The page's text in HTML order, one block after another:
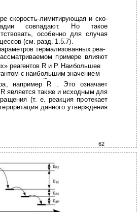
скорость-лимитирующая и ско-
совпадают. Но такое
особенно для случая
(см. разд. 1.5.7).
термализованных реа-
примере влияют
реагентов R и P. Наибольшее
с наибольшим значением
~
например R . Это означает
является также и исходным для
(т. е. реакция протекает
данного утверждения
62